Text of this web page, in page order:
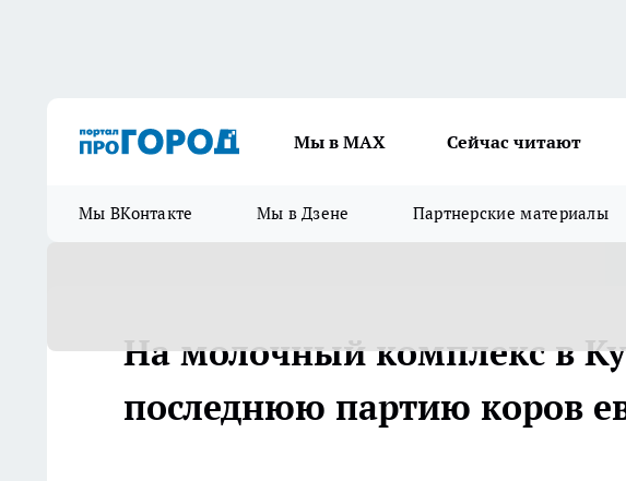
Мы в МАХ Сейчас читают
Мы ВКонтакте Мы в Дзене Партнерские материалы
На молочный комплекс в
последнюю партию коров